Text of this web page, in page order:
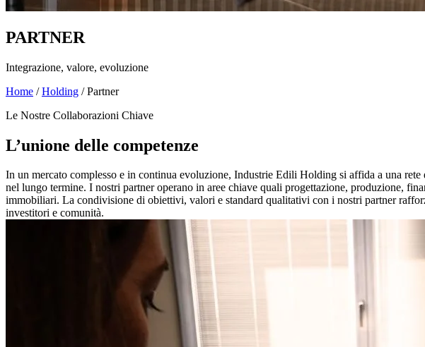
PARTNER
Integrazione, valore, evoluzione
Home /Holding /Partner
Le Nostre Collaborazioni Chiave
L’unione delle competenze
In un mercato complesso e in continua evoluzione, Industrie Edili Holding si affida a una
nel lungo termine. I nostri partner operano in aree chiave quali progettazione, produzione,
immobiliari. La condivisione di obiettivi, valori e standard qualitativi con i nostri partner
investitori e comunità.